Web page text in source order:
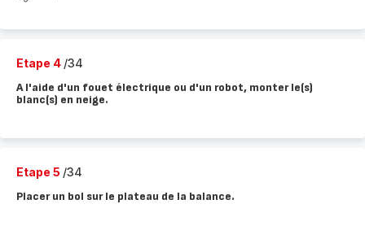
Etape 4 /34
A l'aide d'un fouet électrique ou d'un robot, monter le(s)
blanc(s) en neige.
Etape 5 /34
Placer un bol sur le plateau de la balance.